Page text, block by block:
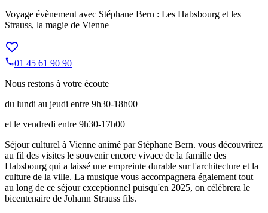
Voyage évènement avec Stéphane Bern : Les Habsbourg et les
Strauss, la magie de Vienne
01 45 61 90 90
Nous restons à votre écoute
du lundi au jeudi entre 9h30-18h00
et le vendredi entre 9h30-17h00
Séjour culturel à Vienne animé par Stéphane Bern. vous découvrirez
au fil des visites le souvenir encore vivace de la famille des
Habsbourg qui a laissé une empreinte durable sur l'architecture et la
culture de la ville. La musique vous accompagnera également tout
au long de ce séjour exceptionnel puisqu'en 2025, on célèbrera le
bicentenaire de Johann Strauss fils.